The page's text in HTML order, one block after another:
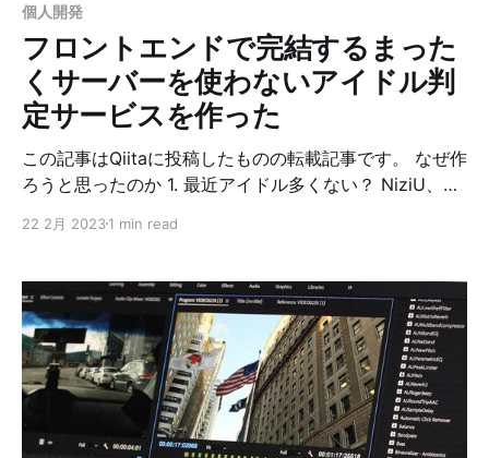
って理想的なプラットフォームとなっています。 同じよ
うなことができるWordPressとMediumと比較
個人開発
フロントエンドで完結するまった
くサーバーを使わないアイドル判
定サービスを作った
この記事はQiitaに投稿したものの転載記事です。 なぜ作
ろうと思ったのか 1. 最近アイドル多くない？ NiziU、
Man、なにわ男子、King & Prince、BTS、JO1、Da-
BOYZ、VOYZ BOY、Zero PLANET、プラチナボーイ
ズ、BE：FIRST、BUDDiiS、7ORDER、OCTPATH、
BLVCKBERRY、THE SUPER FRUIT、TravisJapan など
など 2. 誰が誰か分からんのだが… 3. Shazam的な感じ
でパッと誰か分かるもの欲しいなぁ ということで作って
みることにしました。 作ったもの * アイドル判定AI「セ
レン」という写真を選択するとどのアイドルかを判定し
22 2月 20231 min read